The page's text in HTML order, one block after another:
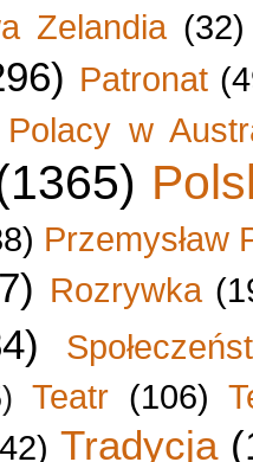
Zelandia (32)
Patronat
Polacy w
Przemysław
Rozrywka
Teatr (106)
Tradycja